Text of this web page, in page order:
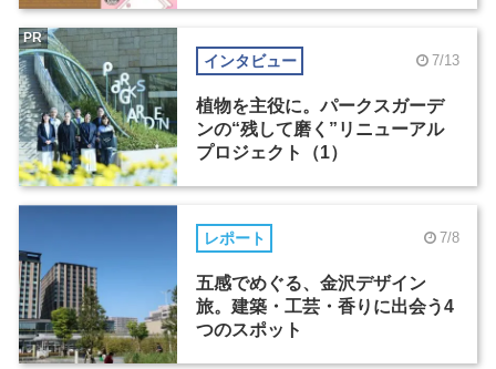
インタビュー 7/13
植物を主役に。パークスガーデ
ンの“残して磨く”リニューアル
プロジェクト（1）
PR
レポート 7/8
五感でめぐる、金沢デザイン
旅。建築・工芸・香りに出会う4
つのスポット